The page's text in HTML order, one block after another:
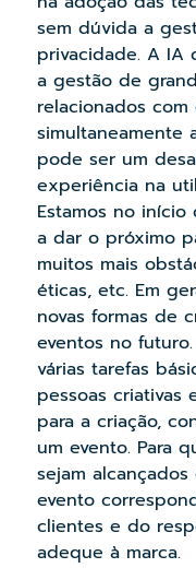
sem dúvida a
privacidade. A
a gestão de
relacionados
simultaneamente
pode ser um
experiência na
Estamos no
a dar o próximo
muitos mais
éticas, etc. Em
novas formas de
eventos no
várias tarefas
pessoas criativas
para a criação,
um evento. Para
sejam
evento
clientes e do
adeque à marca.